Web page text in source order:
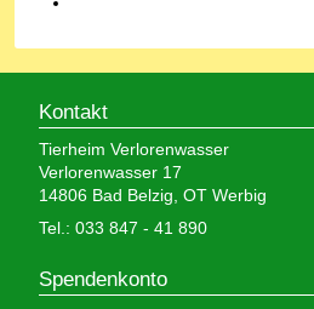
Kontakt
Tierheim Verlorenwasser
Verlorenwasser 17
14806 Bad Belzig, OT Werbig
Tel.: 033 847 - 41 890
Spendenkonto